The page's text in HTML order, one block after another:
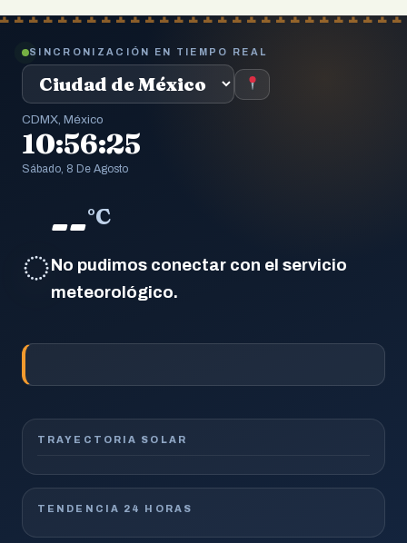
SINCRONIZACIÓN EN TIEMPO REAL
CDMX, México
10:56:26
Sábado, 8 De Agosto
◌
--°C
No pudimos conectar con el servicio
meteorológico.
TRAYECTORIA SOLAR
TENDENCIA 24 HORAS